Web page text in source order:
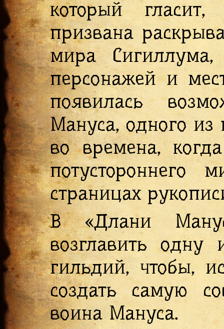
который
призвана
мира
персонажей и
появилась
Мануса, одного из
во времена,
страницах
В «Длани
возглавить
гильдий, чтобы,
создать самую
воина Мануса.